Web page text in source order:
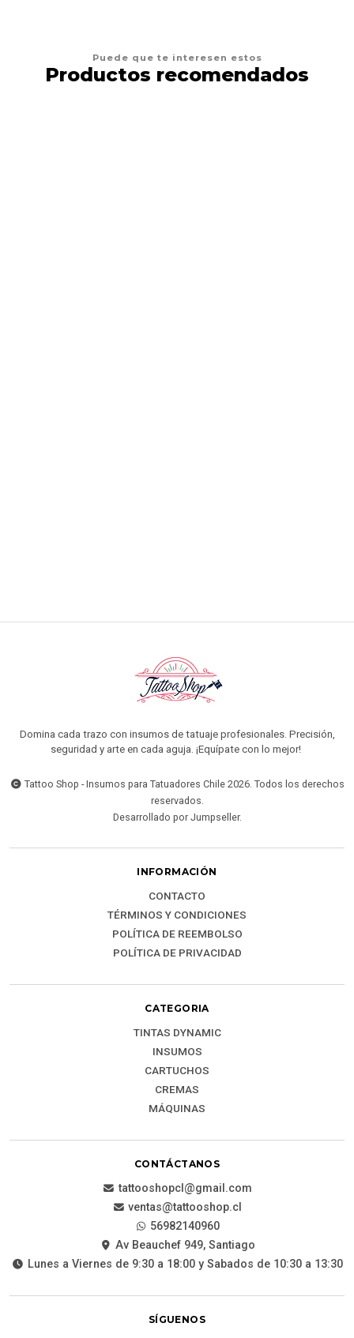
Puede que te interesen estos
Productos recomendados
Domina cada trazo con insumos de tatuaje profesionales. Precisión,
seguridad y arte en cada aguja. ¡Equípate con lo mejor!
Tattoo Shop - Insumos para Tatuadores Chile 2026. Todos los derechos
reservados.
Desarrollado por Jumpseller.
INFORMACIÓN
CONTACTO
TÉRMINOS Y CONDICIONES
POLÍTICA DE REEMBOLSO
POLÍTICA DE PRIVACIDAD
CATEGORIA
TINTAS DYNAMIC
INSUMOS
CARTUCHOS
CREMAS
MÁQUINAS
CONTÁCTANOS
tattooshopcl@gmail.com
ventas@tattooshop.cl
56982140960
Av Beauchef 949, Santiago
Lunes a Viernes de 9:30 a 18:00 y Sabados de 10:30 a 13:30
SÍGUENOS